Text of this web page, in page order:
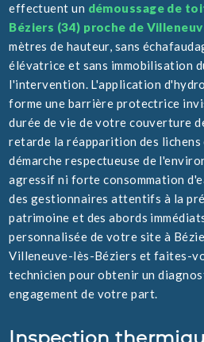
effectuent un démoussage de
Béziers (34) proche de
mètres de hauteur, sans
élévatrice et sans immobilisation
l'intervention. L'application
forme une barrière protectrice
durée de vie de votre couverture
retarde la réapparition des lichens
démarche respectueuse de
agressif ni forte consommation
des gestionnaires attentifs à la
patrimoine et des abords
personnalisée de votre site à
Villeneuve-lès-Béziers et faites-
technicien pour obtenir un
engagement de votre part.